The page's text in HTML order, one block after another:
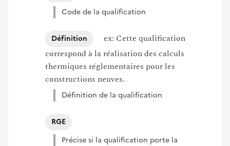
Code de la qualification
Définition
ex: Cette qualification
correspond à la réalisation des calculs
thermiques réglementaires pour les
constructions neuves.
Définition de la qualification
RGE
Précise si la qualification porte la